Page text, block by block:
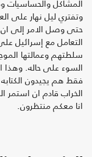
المشاكل والحساسيات
وتفتري ليل نهار على
حتى وصل الامر إلى
التعامل مع إسرائيل
سلطتهم وعمالتها
السوء على حاله. وهذا
فقط هم يجيدون
الخراب قادم ان استمر
انا معكم منتظرون.